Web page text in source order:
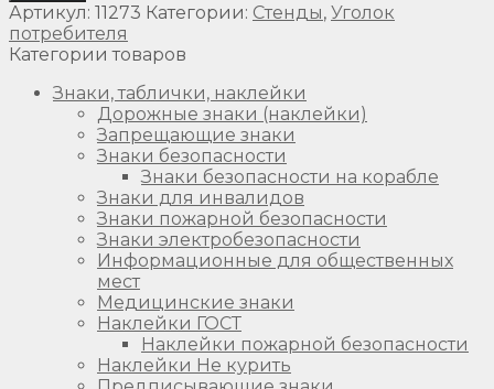
Артикул: 11273 Категории: Стенды, Уголок
потребителя
Категории товаров
Знаки, таблички, наклейки
Дорожные знаки (наклейки)
Запрещающие знаки
Знаки безопасности
Знаки безопасности на корабле
Знаки для инвалидов
Знаки пожарной безопасности
Знаки электробезопасности
Информационные для общественных
мест
Медицинские знаки
Наклейки ГОСТ
Наклейки пожарной безопасности
Наклейки Не курить